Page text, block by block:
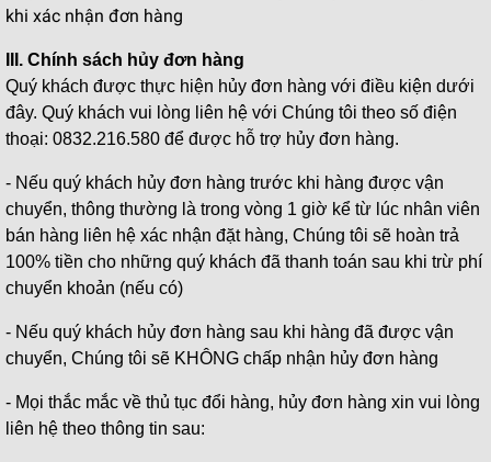
khi xác nhận đơn hàng
III. Chính sách hủy đơn hàng
Quý khách được thực hiện hủy đơn hàng với điều kiện dưới
đây. Quý khách vui lòng liên hệ với Chúng tôi theo số điện
thoại: 0832.216.580 để được hỗ trợ hủy đơn hàng.
- Nếu quý khách hủy đơn hàng trước khi hàng được vận
chuyển, thông thường là trong vòng 1 giờ kể từ lúc nhân viên
bán hàng liên hệ xác nhận đặt hàng, Chúng tôi sẽ hoàn trả
100% tiền cho những quý khách đã thanh toán sau khi trừ phí
chuyển khoản (nếu có)
- Nếu quý khách hủy đơn hàng sau khi hàng đã được vận
chuyển, Chúng tôi sẽ KHÔNG chấp nhận hủy đơn hàng
- Mọi thắc mắc về thủ tục đổi hàng, hủy đơn hàng xin vui lòng
liên hệ theo thông tin sau: